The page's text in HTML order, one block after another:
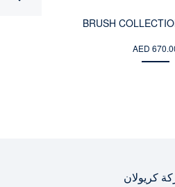
BRUSH
AED
كريولان